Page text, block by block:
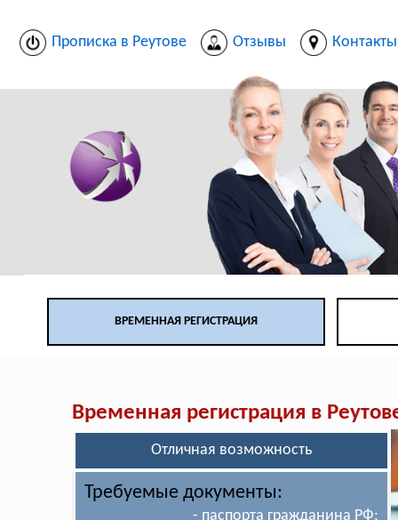
Прописка в Реутове Отзывы Контакты
ВРЕМЕННАЯ РЕГИСТРАЦИЯ
Временная регистрация в
Отличная возможность
Требуемые документы:
- паспорта гражданина РФ;